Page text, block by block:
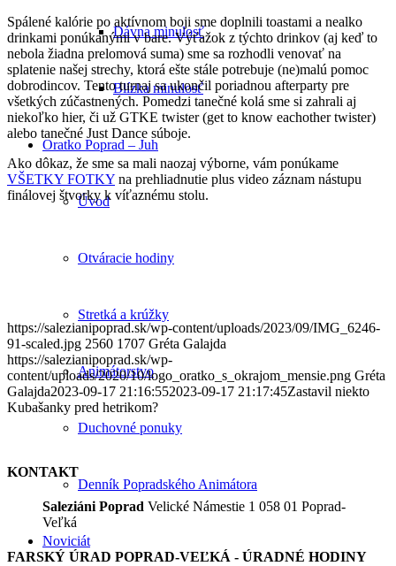
Dávna minulosť
Blízka minulosť
Oratko Poprad – Juh
Úvod
Otváracie hodiny
Stretká a krúžky
Animátorstvo
Duchovné ponuky
Denník Popradského Animátora
Noviciát
Spálené kalórie po aktívnom boji sme doplnili toastami a nealko
drinkami ponúkanými v bare. Výťažok z týchto drinkov (aj keď to
nebola žiadna prelomová suma) sme sa rozhodli venovať na
splatenie našej strechy, ktorá ešte stále potrebuje (ne)malú pomoc
dobrodincov. Tento turnaj sa ukončil poriadnou afterparty pre
všetkých zúčastnených. Pomedzi tanečné kolá sme si zahrali aj
niekoľko hier, či už GTKE twister (get to know eachother twister)
alebo tanečné Just Dance súboje.
Ako dôkaz, že sme sa mali naozaj výborne, vám ponúkame
VŠETKY FOTKY na prehliadnutie plus video záznam nástupu
finálovej štvorky k víťaznému stolu.
https://salezianipoprad.sk/wp-content/uploads/2023/09/IMG_6246-
91-scaled.jpg 2560 1707 Gréta Galajda
https://salezianipoprad.sk/wp-
content/uploads/2020/10/logo_oratko_s_okrajom_mensie.png Gréta
Galajda2023-09-17 21:16:552023-09-17 21:17:45Zastavil niekto
Kubašanky pred hetrikom?
KONTAKT
Saleziáni Poprad Velické Námestie 1 058 01 Poprad-
Veľká
FARSKÝ ÚRAD POPRAD-VEĽKÁ - ÚRADNÉ HODINY